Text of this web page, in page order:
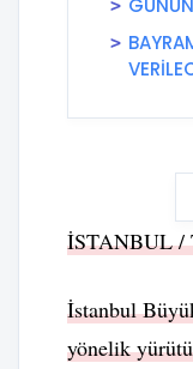
İSTANBUL /
İstanbul
yönelik